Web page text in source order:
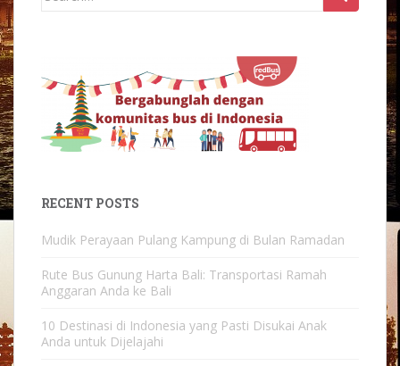
RECENT POSTS
Mudik Perayaan Pulang Kampung di Bulan Ramadan
Rute Bus Gunung Harta Bali: Transportasi Ramah
Anggaran Anda ke Bali
10 Destinasi di Indonesia yang Pasti Disukai Anak
Anda untuk Dijelajahi